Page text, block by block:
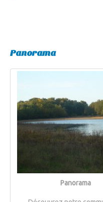
Panorama
Panorama